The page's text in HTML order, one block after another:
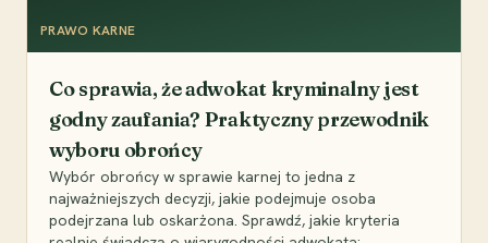
PRAWO KARNE
Co sprawia, że adwokat kryminalny jest
godny zaufania? Praktyczny przewodnik
wyboru obrońcy
Wybór obrońcy w sprawie karnej to jedna z
najważniejszych decyzji, jakie podejmuje osoba
podejrzana lub oskarżona. Sprawdź, jakie kryteria